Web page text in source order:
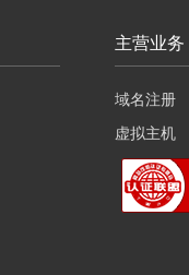
主营业务
域名注册
虚拟主机
云服务器